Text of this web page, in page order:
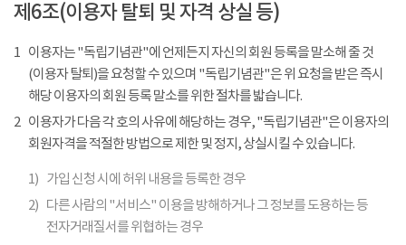
제6조(이용자 탈퇴 및 자격 상실 등)
1 이용자는 "독립기념관"에 언제든지 자신의 회원 등록을 말소해 줄 것
(이용자 탈퇴)을 요청할 수 있으며 "독립기념관"은 위 요청을 받은 즉시
해당 이용자의 회원 등록 말소를 위한 절차를 밟습니다.
2 이용자가 다음 각 호의 사유에 해당하는 경우, "독립기념관"은 이용자의
회원자격을 적절한 방법으로 제한 및 정지, 상실시킬 수 있습니다.
1) 가입 신청 시에 허위 내용을 등록한 경우
2) 다른 사람의 "서비스" 이용을 방해하거나 그 정보를 도용하는 등
전자거래질서를 위협하는 경우